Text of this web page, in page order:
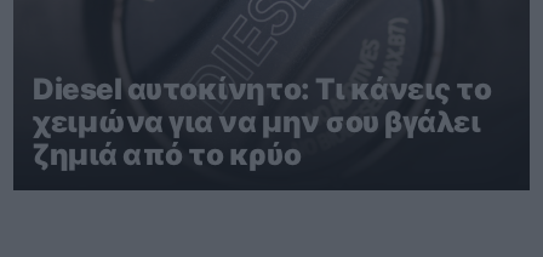
Diesel αυτοκίνητο: Τι κάνεις το
χειμώνα για να μην σου βγάλει
ζημιά από το κρύο